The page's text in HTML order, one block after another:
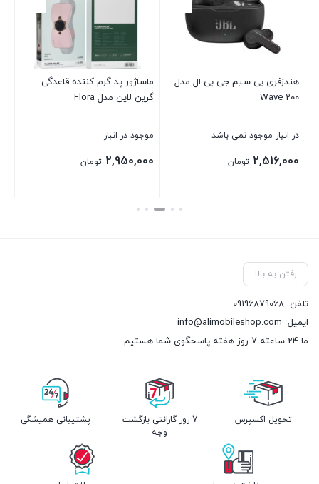
هندزفری بی سیم جی بی ال مدل
Wave 200
در انبار موجود نمی باشد
2,516,000 تومان
ماساژور پد گرم کننده قاعدگی
گرین لاین مدل Flora
موجود در انبار
2,950,000 تومان
بستن
رفتن به بالا
تلفن 09196879068
ایمیل info@alimobileshop.com
ما 24 ساعته 7 روز هفته پاسخگوی شما هستیم
تحویل اکسپرس
7 روز گارانتی بازگشت
وجه
پشتیبانی همیشگی